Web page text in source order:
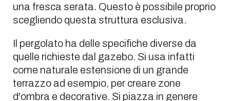
una fresca serata. Questo è possibile proprio
scegliendo questa struttura esclusiva.
Il pergolato ha delle specifiche diverse da
quelle richieste dal gazebo. Si usa infatti
come naturale estensione di un grande
terrazzo ad esempio, per creare zone
d'ombra e decorative. Si piazza in genere